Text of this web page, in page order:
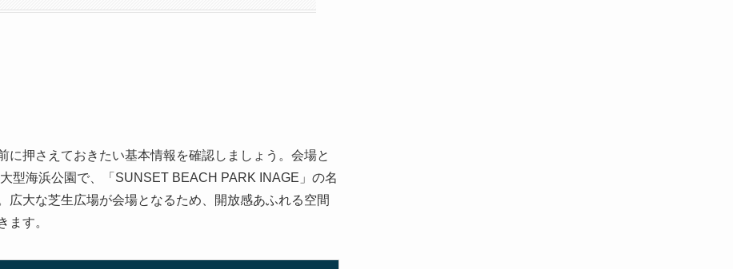
に押さえておきたい基本情報を確認しましょう。会場と
型海浜公園で、「SUNSET BEACH PARK INAGE」の名
広大な芝生広場が会場となるため、開放感あふれる空間
ます。